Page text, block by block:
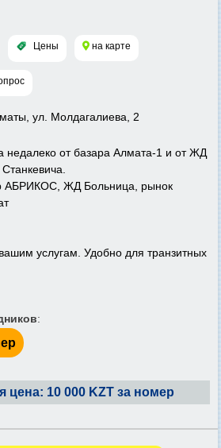
Цены на карте
ул. Молдагалиева, 2
недалеко от базара Алмата-1 и от ЖД
АБРИКОС, ЖД Больница, рынок
услугам. Удобно для транзитных
:
цена: 10 000 KZT за номер